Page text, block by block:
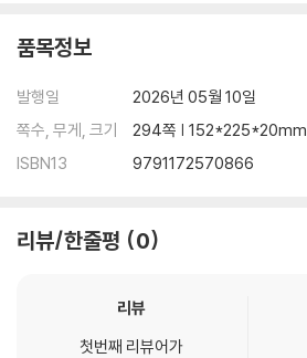
품목정보
발행일
2026년 05월 10일
쪽수, 무게, 크기
294쪽 | 152*225*20mm
ISBN13
9791172570866
리뷰/한줄평 0
리뷰
첫번째 리뷰어가